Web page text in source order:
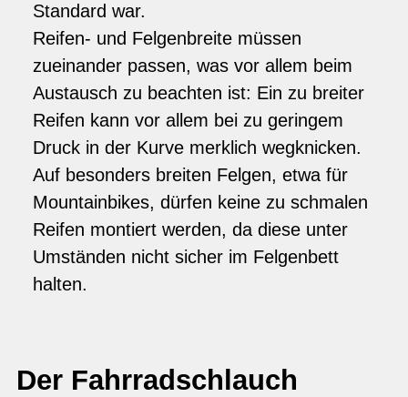
Standard war.
Reifen- und Felgenbreite müssen
zueinander passen, was vor allem beim
Austausch zu beachten ist: Ein zu breiter
Reifen kann vor allem bei zu geringem
Druck in der Kurve merklich wegknicken.
Auf besonders breiten Felgen, etwa für
Mountainbikes, dürfen keine zu schmalen
Reifen montiert werden, da diese unter
Umständen nicht sicher im Felgenbett
halten.
Der Fahrradschlauch